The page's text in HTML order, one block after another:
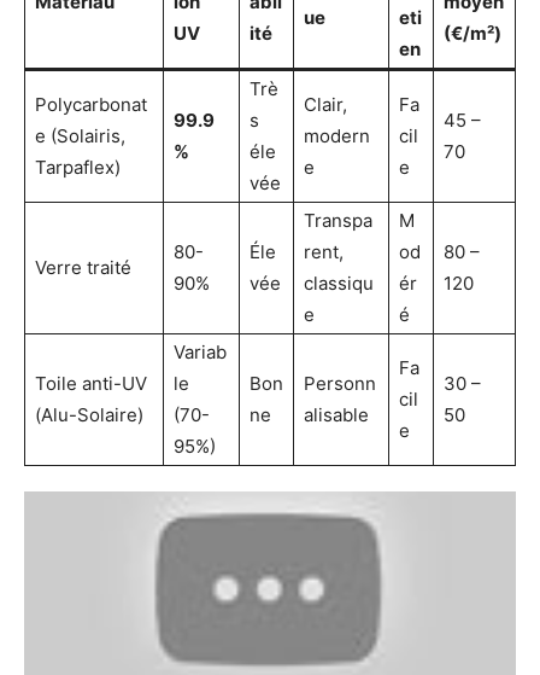
UV
ité
ue
eti
en
(€/m²)
Polycarbonat
e (Solairis,
Tarpaflex)
99.9
%
Trè
s
éle
vée
Clair,
modern
e
Fa
cil
e
45 –
70
Verre traité
80-
90%
Éle
vée
Transpa
rent,
classiqu
e
M
od
ér
é
80 –
120
Toile anti-UV
(Alu-Solaire)
Variab
le
(70-
95%)
Bon
ne
Personn
alisable
Fa
cil
e
30 –
50